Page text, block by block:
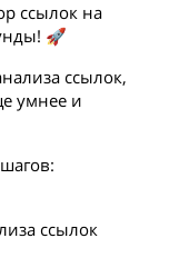
ссылок на
🚀
ссылок,
умнее и
ссылок